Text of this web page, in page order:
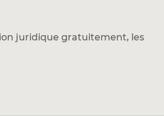
juridique gratuitement, les